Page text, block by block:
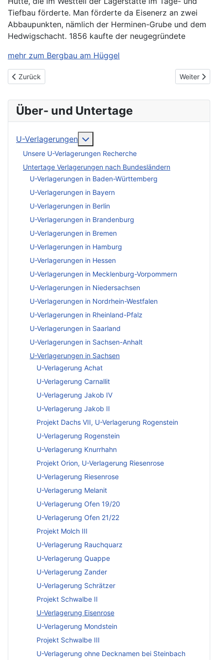
Tiefbau förderte. Man förderte da Eisenerz an zwei
Abbaupunkten, nämlich der Herminen-Grube und dem
Hedwigschacht. 1856 kaufte der neugegründete
mehr zum Bergbau am Hüggel
Vorheriger Beitrag: U-Verlagerung Mondstein
Zurück Nächster
Weiter
Über- und Untertage
U-Verlagerungen
Unsere U-Verlagerungen Recherche
Untertage Verlagerungen nach Bundesländern
U-Verlagerungen in Baden-Württemberg
U-Verlagerungen in Bayern
U-Verlagerungen in Berlin
U-Verlagerungen in Brandenburg
U-Verlagerungen in Bremen
U-Verlagerungen in Hamburg
U-Verlagerungen in Hessen
U-Verlagerungen in Mecklenburg-Vorpommern
U-Verlagerungen in Niedersachsen
U-Verlagerungen in Nordrhein-Westfalen
U-Verlagerungen in Rheinland-Pfalz
U-Verlagerungen in Saarland
U-Verlagerungen in Sachsen-Anhalt
U-Verlagerungen in Sachsen
U-Verlagerung Achat
U-Verlagerung Carnallit
U-Verlagerung Jakob IV
U-Verlagerung Jakob II
Projekt Dachs VII, U-Verlagerung Rogenstein
U-Verlagerung Rogenstein
U-Verlagerung Knurrhahn
Projekt Orion, U-Verlagerung Riesenrose
U-Verlagerung Riesenrose
U-Verlagerung Melanit
U-Verlagerung Ofen 19/20
U-Verlagerung Ofen 21/22
Projekt Molch III
U-Verlagerung Rauchquarz
U-Verlagerung Quappe
U-Verlagerung Zander
U-Verlagerung Schrätzer
Projekt Schwalbe II
U-Verlagerung Eisenrose
U-Verlagerung Mondstein
Projekt Schwalbe III
U-Verlagerung ohne Decknamen bei Steinbach